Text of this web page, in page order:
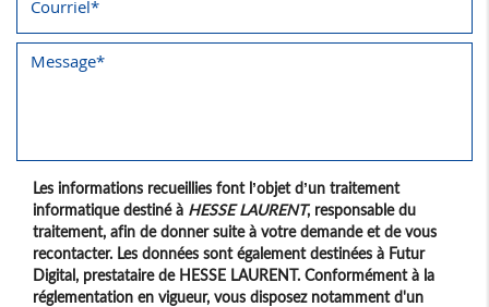
Les informations recueillies font l’objet d’un traitement
informatique destiné à HESSE LAURENT, responsable du
traitement, afin de donner suite à votre demande et de vous
recontacter. Les données sont également destinées à Futur
Digital, prestataire de HESSE LAURENT. Conformément à la
réglementation en vigueur, vous disposez notamment d'un